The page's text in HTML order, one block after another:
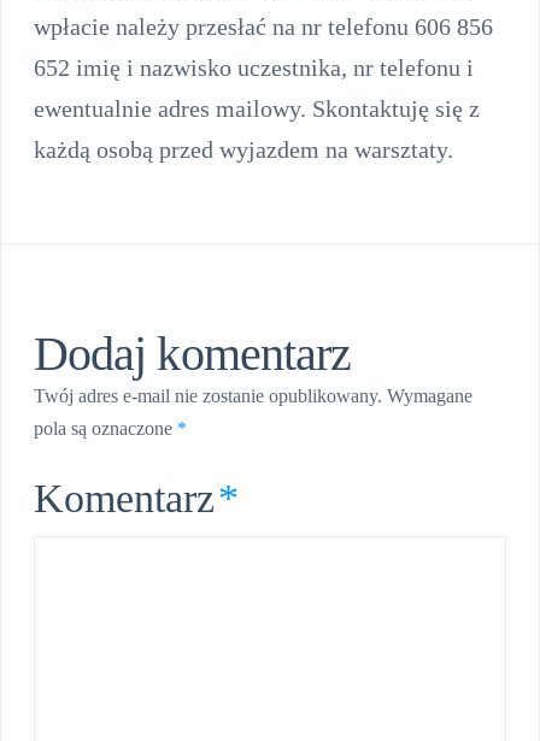
wpłacie należy przesłać na nr telefonu 606 856
652 imię i nazwisko uczestnika, nr telefonu i
ewentualnie adres mailowy. Skontaktuję się z
każdą osobą przed wyjazdem na warsztaty.
Dodaj komentarz
Twój adres e-mail nie zostanie opublikowany. Wymagane
pola są oznaczone *
Komentarz*